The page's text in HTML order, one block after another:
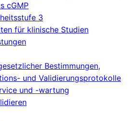
cGMP
3
für klinische Studien
Bestimmungen,
und Validierungsprotokolle
und -wartung